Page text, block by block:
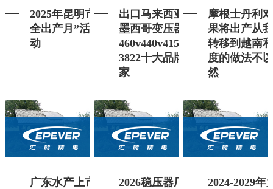
2025年昆明市“安
全出产月”活动发
动
出口马来西亚、
墨西哥变压器
460v440v415v变
3822十大品牌厂
家
摩根士丹利
果将出产从
转移到越南
度的做法不
然
广东水产上市公
2026稳压器厂家
2024-2029年